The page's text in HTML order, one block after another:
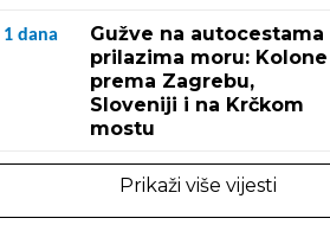
1 dana
Gužve na autocestama
prilazima moru: Kolone
prema Zagrebu,
Sloveniji i na Krčkom
mostu
Prikaži više vijesti